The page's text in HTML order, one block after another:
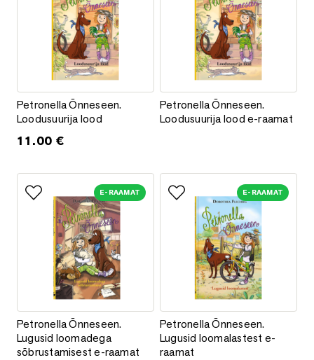
Petronella Õnneseen. Loodusuurija lood
Petronella Õnneseen.
Loodusuurija lood
11.00 €
Petronella Õnneseen.
Petronella Õnneseen.
Loodusuurija lood e-raamat
E-RAAMAT
Lisa lemmikutesse
Petronella Õnneseen. Lugusid loomadega sõbrustamisest e-
Petronella Õnneseen.
Lugusid loomadega
sõbrustamisest e-raamat
E-RAAMAT
Lisa lemmikutesse
Petronella Õnneseen. Lugusid
Petronella Õnneseen.
Lugusid loomalastest e-
raamat